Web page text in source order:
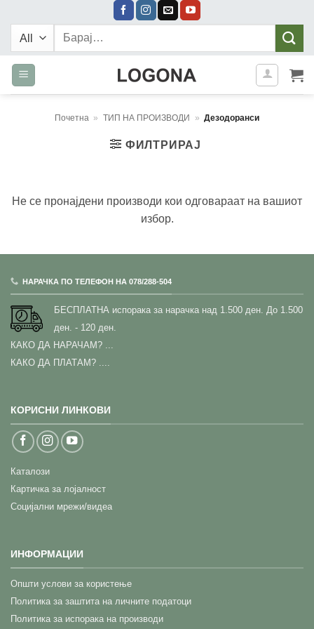
content
Барај:
Почетна » ТИП НА ПРОИЗВОДИ » Дезодоранси
ФИЛТРИРАЈ
Не се пронајдени производи кои одговараат на вашиот
избор.
НАРАЧКА ПО ТЕЛЕФОН НА 078/288-504
БЕСПЛАТНА испорака за нарачка над 1.500 ден. До 1.500
ден. - 120 ден.
КАКО ДА НАРАЧАМ?
КАКО ДА ПЛАТАМ? ....
КОРИСНИ ЛИНКОВИ
Каталози
Картичка за лојалност
Социјални мрежи/видеа
ИНФОРМАЦИИ
Општи услови за користење
Политика за заштита на личните податоци
Политика за испорака на производи